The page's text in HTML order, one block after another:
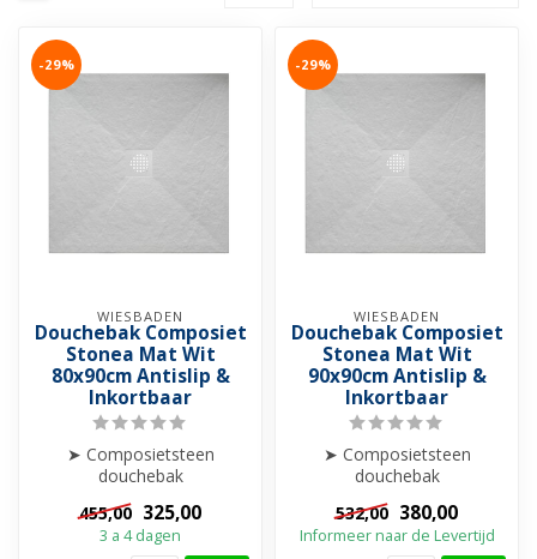
-29%
WIESBADEN
Douchebak Composiet
Stonea Mat Wit
80x90cm Antislip &
Inkortbaar
➤ Composietsteen
douchebak
➤ Anti-slip
➤ Krasvrij & Stootbestendig
➤ Inkortba...
455,00 325,00
3 a 4 dagen
-29%
WIESBADEN
Douchebak Composiet
Stonea Mat Wit
90x90cm Antislip &
Inkortbaar
➤ Composietsteen
douchebak
➤ Anti-slip
➤ Krasvrij & Stootbestendig
➤ Inkortba...
532,00 380,00
Informeer naar de Levertijd